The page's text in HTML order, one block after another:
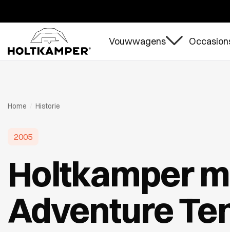
Vouwwagens
Home Historie
2005
Holtkamper
Adventure